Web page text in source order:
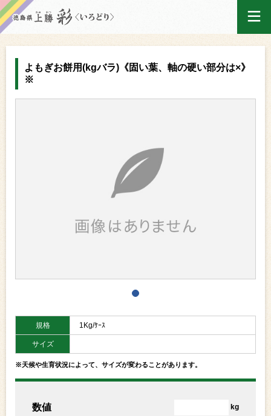
産地出荷カレンダー
よもぎお餅用(kgバラ)《固い葉、軸の硬い部分は×》
※
規格 1Kg/ｹｰｽ
サイズ
※天候や生育状況によって、サイズが変わることがあります。
数値 kg